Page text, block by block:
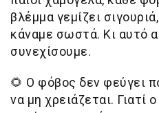
βλέμμα γεμίζει
κάναμε σωστά. Κι αυτό
συνεχίσουμε.
🌻 Ο φόβος δεν φεύγει
να μη χρειάζεται. Γιατί